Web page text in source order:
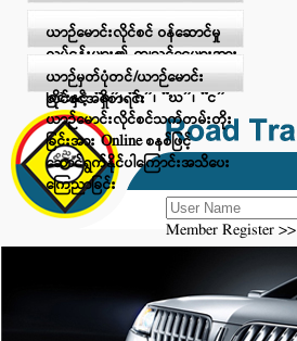
ယာဉ်မောင်းလိုင်စင် ဝန်ဆောင်မှု
လုပ်ငန်းများ၏ ကျသင့်ငွေများအား
Digital Payment ဖြင့် ငွေပေးချေ
ခြင်းနှင့် “ခ”၊ “ဂ”၊ “ဃ”၊ “င”
ယာဉ်မောင်းလိုင်စင်သက်တမ်းတိုး
ခြင်းအား Online စနစ်ဖြင့်
ဆောင်ရွက်နိုင်ပါကြောင်းအသိပေး
ကြေညာခြင်း
ယာဉ်မှတ်ပုံတင်/ယာဉ်မောင်း
လိုင်စင်အရှိစာရင်း
Member Register >>